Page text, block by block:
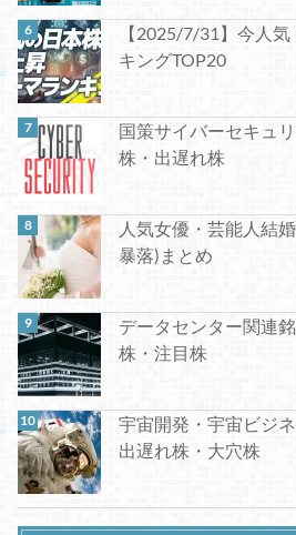
【2025/7/31】今人
キングTOP20
国策サイバーセキュ
株・出遅れ株
人気女優・芸能人結
暴落)まとめ
データセンター関連
株・注目株
宇宙開発・宇宙ビジ
出遅れ株・大穴株